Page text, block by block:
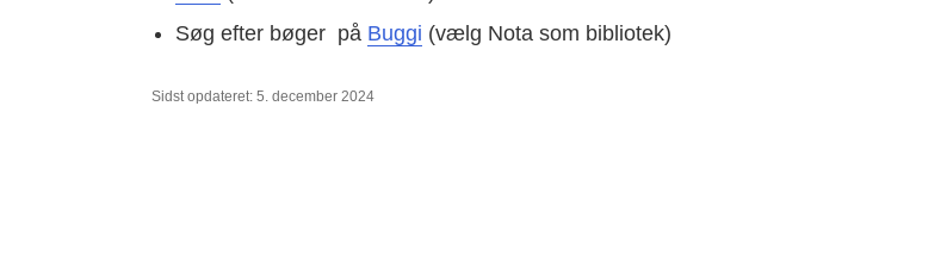
Søg efter bøger på Buggi (vælg Nota som bibliotek)
Sidst opdateret: 5. december 2024